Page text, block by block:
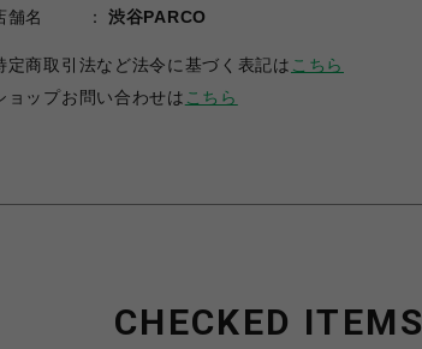
舗名
渋谷PARCO
定商取引法など法令に基づく表記は こちら
ョップお問い合わせは こちら
CHECKED ITEMS